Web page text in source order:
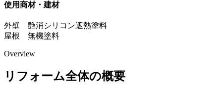
使用商材・建材
外壁 艶消シリコン遮熱塗料
屋根 無機塗料
Overview
リフォーム全体の概要